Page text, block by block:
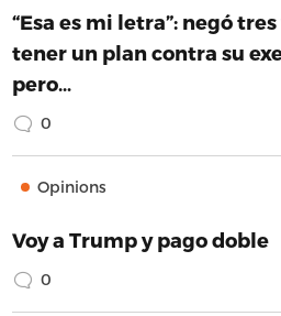
“Esa es mi letra”: negó
tener un plan contra su
pero…
0
Opinions
Voy a Trump y pago doble
0